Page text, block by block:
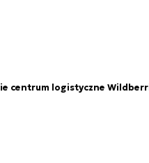
centrum logistyczne